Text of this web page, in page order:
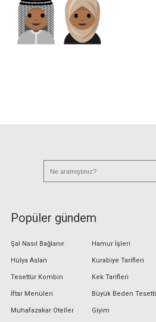
Popüler gündem
Şal Nasıl Bağlanır
Hülya Aslan
Tesettür Kombin
İftar Menüleri
Muhafazakar Oteller
Hamur İşleri
Kurabiye Tarifleri
Kek Tarifleri
Büyük Beden
Giyim